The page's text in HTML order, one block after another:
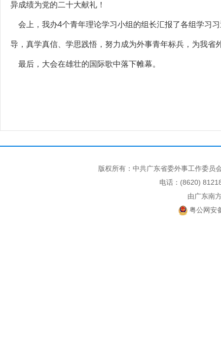
异成绩为党的二十大献礼！
会上，我办4个青年理论学习小组的组长汇报了各组学习
导，真学真信、学思践悟，努力成为外事青年标兵，为我
最后，大会在雄壮的国际歌中落下帷幕。
版权所有：中共广东省委外事工作委
电话：(8620)
由广东南
粤公网安